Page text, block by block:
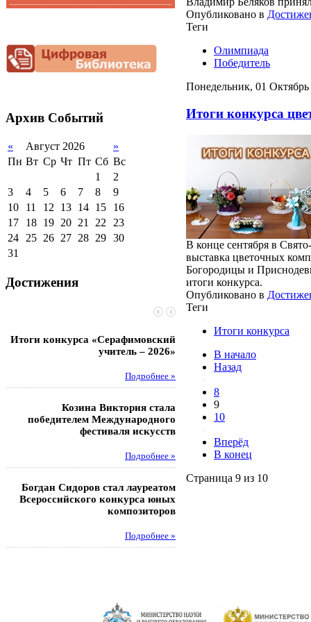
Снижение
документационной
нагрузки
Архив Событий
« Август 2026
»
Пн Вт Ср Чт Пт Сб Вс
1
2
3
4 5 6 7 8
9
10
11 12 13 14 15
16
17
18 19 20 21 22 23
24 25 26 27 28 29 30
31
Достижения
Итоги конкурса «Серафимовский
учитель – 2026»
Подробнее »
Козина Виктория стала
победителем Международного
фестиваля искусств
Подробнее »
Богдан Сидоров стал лауреатом
Всероссийского конкурса юных
композиторов
Подробнее »
Чебаненко Глеб стал
областных соревнований
Музафаров Пётр стал
Педагоги
победителями
Опубликовано в
Теги
Олимпиада
Победитель
Понедельник, 01 Октябрь
Итоги конкурса
В конце сентября в
выставка цветочных
Богородицы и
итоги конкурса.
Опубликовано в
Теги
Итоги конкурса
В начало
Назад
8
9
10
Вперёд
В конец
Страница 9 из 10